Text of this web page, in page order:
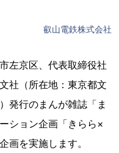
叡山電鉄株式会社
左京区、代表取締役社
社（所在地：東京都文
発行のまんが雑誌「ま
ション企画「きらら×
画を実施します。